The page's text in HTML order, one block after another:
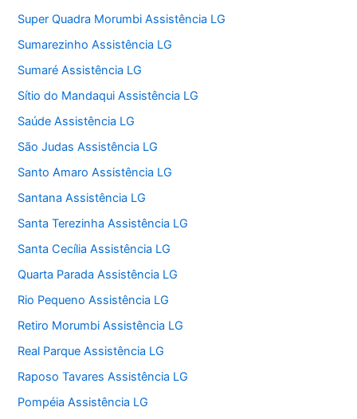
Super Quadra Morumbi Assistência LG
Sumarezinho Assistência LG
Sumaré Assistência LG
Sítio do Mandaqui Assistência LG
Saúde Assistência LG
São Judas Assistência LG
Santo Amaro Assistência LG
Santana Assistência LG
Santa Terezinha Assistência LG
Santa Cecília Assistência LG
Quarta Parada Assistência LG
Rio Pequeno Assistência LG
Retiro Morumbi Assistência LG
Real Parque Assistência LG
Raposo Tavares Assistência LG
Pompéia Assistência LG